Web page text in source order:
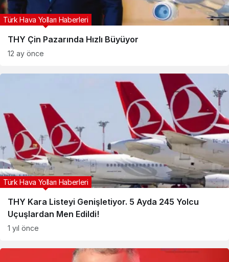
THY Çin Pazarında Hızlı Büyüyor
Türk Hava Yolları Haberleri
12 ay önce
THY Kara Listeyi Genişletiyor. 5 Ayda 245 Yolcu
Uçuşlardan Men Edildi!
Türk Hava Yolları Haberleri
1 yıl önce